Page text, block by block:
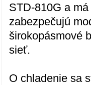
STD-810G a
zabezpečujú
širokopásmové
sieť.
O chladenie sa